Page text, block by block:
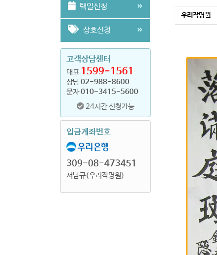
택일신청
상호신청
고객상담센터
대표 1599-1561
상담02-988-8600
문자010-3415-5600
24시간 신청가능
입금계좌번호
309-08-473451
서남규(우리작명원)
우리작명원